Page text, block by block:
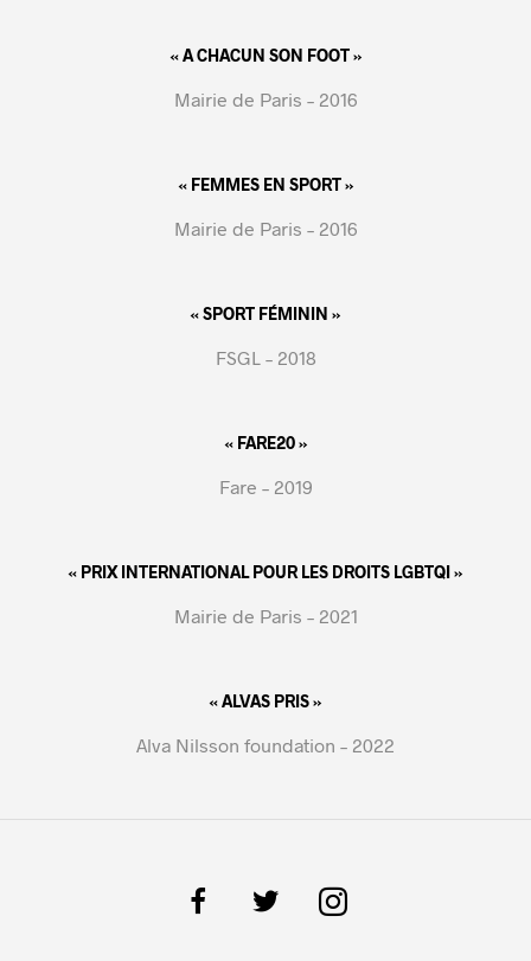
« A CHACUN SON FOOT »
Mairie de Paris – 2016
« FEMMES EN SPORT »
Mairie de Paris – 2016
« SPORT FÉMININ »
FSGL – 2018
« FARE20 »
Fare – 2019
« PRIX INTERNATIONAL POUR LES DROITS LGBTQI »
Mairie de Paris – 2021
« ALVAS PRIS »
Alva Nilsson foundation – 2022